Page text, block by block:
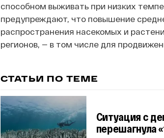
способном выживать при низких
предупреждают, что повышение
распространения насекомых и
регионов, — в том числе для
СТАТЬИ ПО ТЕМЕ
Ситуация с
перешагнула